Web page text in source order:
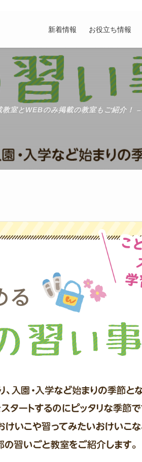
新着情報 お役立ち情報
室とWEBのみ掲載の教室もご紹介！ –